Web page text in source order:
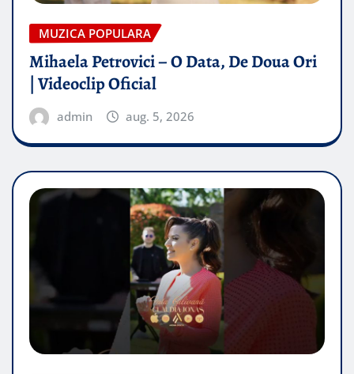
MUZICA POPULARA
Mihaela Petrovici – O Data, De Doua Ori
| Videoclip Oficial
admin aug. 5, 2026